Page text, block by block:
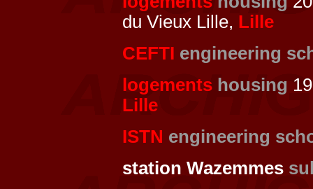
du Vieux Lille, Lille
CEFTI engineering
logements housing
Lille
ISTN engineering
station Wazemmes